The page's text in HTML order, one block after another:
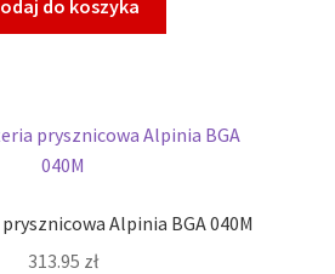
do koszyka
Alpinia BGA 040M
313.95 zł